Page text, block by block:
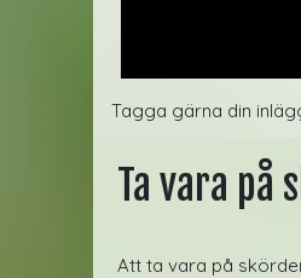
Tagga gärna din
Ta vara
Att ta vara på